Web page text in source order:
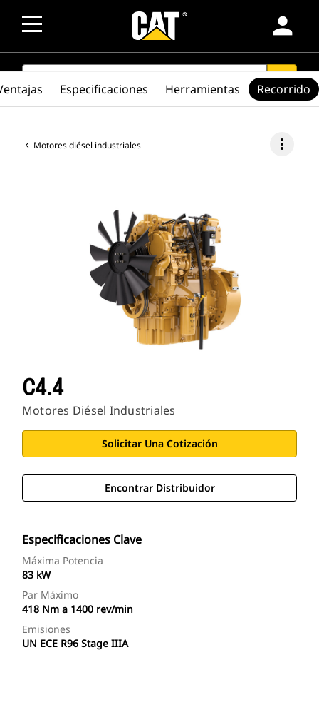
person
SEARCH search
Motores diésel industriales more_vert
C4.4
Motores Diésel Industriales
Solicitar Una Cotización
Encontrar Distribuidor
Especificaciones Clave
Máxima Potencia
83 kW
Par Máximo
418 Nm a 1400 rev/min
Emisiones
UN ECE R96 Stage IIIA
Especificaciones Herramientas Recorrido